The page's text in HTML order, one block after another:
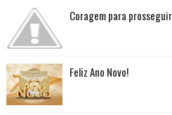
Coragem para
Feliz Ano Novo!